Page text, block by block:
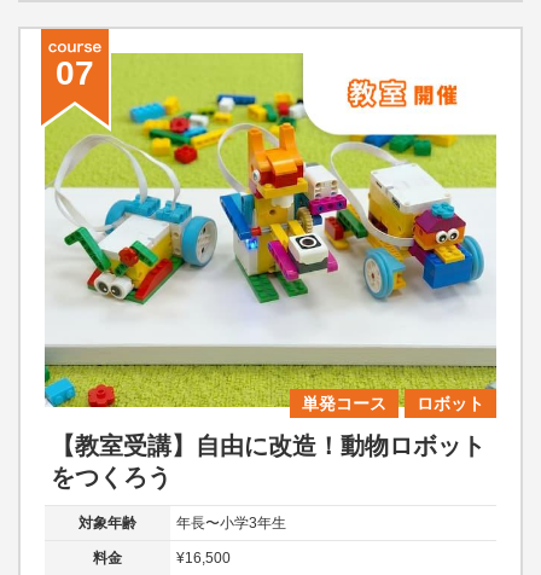
07
単発コース ロボット
【教室受講】自由に改造！動物ロボット
をつくろう
対象年齢 年長〜小学3年生
料金 ¥16,500